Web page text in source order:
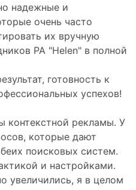
надежные и
очень часто
их вручную
РА "Helen" в полной
готовность к
успехов!
контекстной рекламы. У
которые дают
поисковых систем.
и настройками.
увеличились, я в целом